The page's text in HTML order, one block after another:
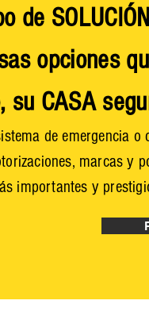
de
opciones
su CASA
de emergencia
marcas y
importantes y